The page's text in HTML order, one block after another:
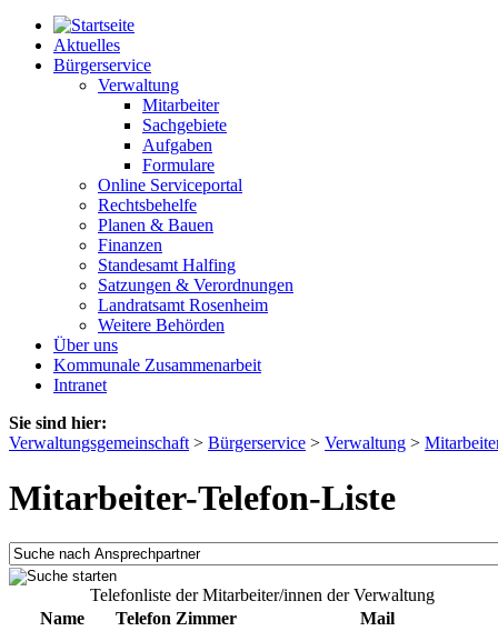
Aktuelles
Bürgerservice
Verwaltung
Mitarbeiter
Sachgebiete
Aufgaben
Formulare
Online Serviceportal
Rechtsbehelfe
Planen & Bauen
Finanzen
Standesamt Halfing
Satzungen & Verordnungen
Landratsamt Rosenheim
Weitere Behörden
Über uns
Kommunale Zusammenarbeit
Intranet
Sie sind hier:
Verwaltungsgemeinschaft > Bürgerservice > Verwaltung >
Mitarbeiter-Telefon-Liste
Telefonliste der Mitarbeiter/innen der Verwaltung
Name
Telefon Zimmer
Mail